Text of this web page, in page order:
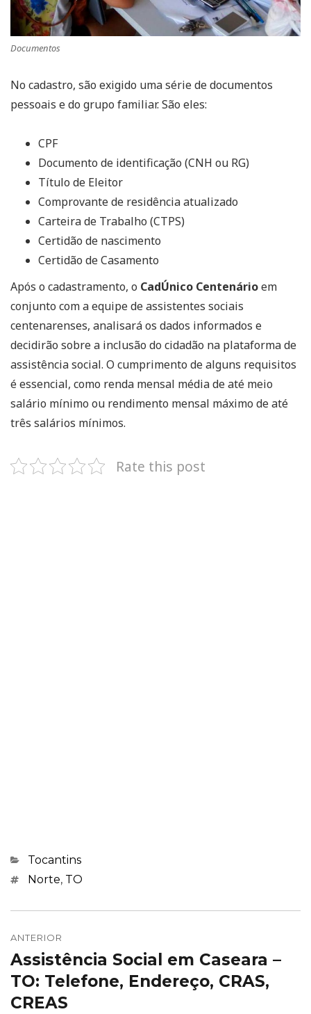
Documentos
No cadastro, são exigido uma série de documentos
pessoais e do grupo familiar. São eles:
CPF
Documento de identificação (CNH ou RG)
Título de Eleitor
Comprovante de residência atualizado
Carteira de Trabalho (CTPS)
Certidão de nascimento
Certidão de Casamento
Após o cadastramento, o CadÚnico Centenárioem
conjunto com a equipe de assistentes sociais
centenarenses, analisará os dados informados e
decidirão sobre a inclusão do cidadão na plataforma de
assistência social. O cumprimento de alguns requisitos
é essencial, como renda mensal média de até meio
salário mínimo ou rendimento mensal máximo de até
três salários mínimos.
Rate this post
Categorias
Tocantins
Marcações
Norte, TO
de
Post
ANTERIOR
Post
anterior:
Assistência Social em Caseara –
TO: Telefone, Endereço, CRAS,
CREAS